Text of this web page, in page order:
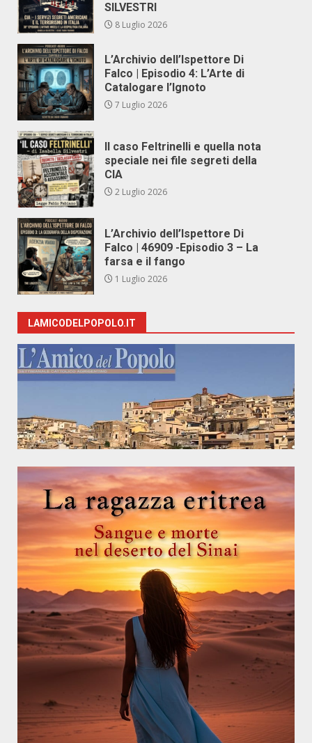
SILVESTRI
8 Luglio 2026
L’Archivio dell’Ispettore Di
Falco | Episodio 4: L’Arte di
Catalogare l’Ignoto
7 Luglio 2026
Il caso Feltrinelli e quella nota
speciale nei file segreti della
CIA
2 Luglio 2026
L’Archivio dell’Ispettore Di
Falco | 46909 -Episodio 3 – La
farsa e il fango
1 Luglio 2026
LAMICODELPOPOLO.IT